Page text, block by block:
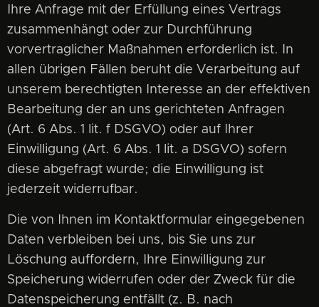
Ihre Anfrage mit der Erfüllung eines Vertrags
zusammenhängt oder zur Durchführung
vorvertraglicher Maßnahmen erforderlich ist. In
allen übrigen Fällen beruht die Verarbeitung auf
unserem berechtigten Interesse an der effektiven
Bearbeitung der an uns gerichteten Anfragen
(Art. 6 Abs. 1 lit. f DSGVO) oder auf Ihrer
Einwilligung (Art. 6 Abs. 1 lit. a DSGVO) sofern
diese abgefragt wurde; die Einwilligung ist
jederzeit widerrufbar.
Die von Ihnen im Kontaktformular eingegebenen
Daten verbleiben bei uns, bis Sie uns zur
Löschung auffordern, Ihre Einwilligung zur
Speicherung widerrufen oder der Zweck für die
Datenspeicherung entfällt (z. B. nach